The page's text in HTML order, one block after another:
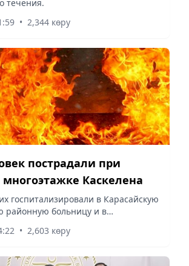
течения.
• 2,344 көру
пострадали при
Каскелена
госпитализировали в Карасайскую
районную больницу и в
• 2,603 көру